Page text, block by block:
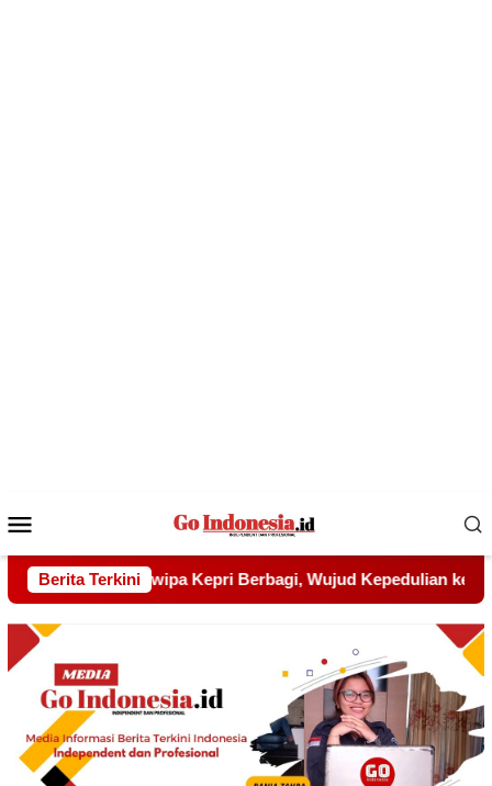
Mobile
Berita Terkini
Kepedulian kepada Pondok Tahfidz Yatim dan Dhuafa Al-